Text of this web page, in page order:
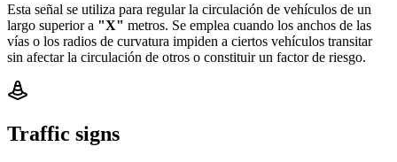
Esta señal se utiliza para regular la circulación de vehículos de un
largo superior a "X" metros. Se emplea cuando los anchos de las
vías o los radios de curvatura impiden a ciertos vehículos transitar
sin afectar la circulación de otros o constituir un factor de riesgo.
Traffic signs